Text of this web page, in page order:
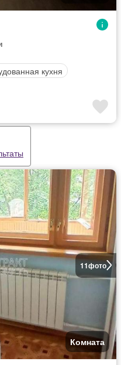
кухня
11фото
Комната